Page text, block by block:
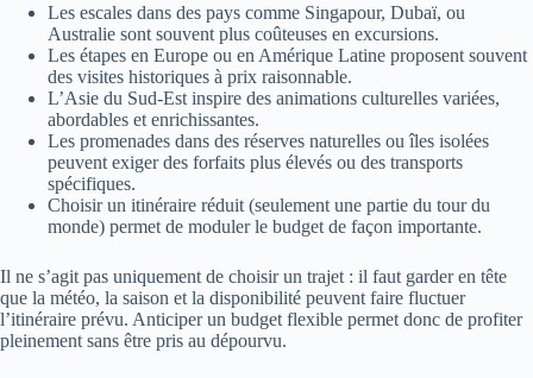
Les escales dans des pays comme Singapour, Dubaï, ou
Australie sont souvent plus coûteuses en excursions.
Les étapes en Europe ou en Amérique Latine proposent souvent
des visites historiques à prix raisonnable.
L’Asie du Sud-Est inspire des animations culturelles variées,
abordables et enrichissantes.
Les promenades dans des réserves naturelles ou îles isolées
peuvent exiger des forfaits plus élevés ou des transports
spécifiques.
Choisir un itinéraire réduit (seulement une partie du tour du
monde) permet de moduler le budget de façon importante.
Il ne s’agit pas uniquement de choisir un trajet : il faut garder en tête
que la météo, la saison et la disponibilité peuvent faire fluctuer
l’itinéraire prévu. Anticiper un budget flexible permet donc de profiter
pleinement sans être pris au dépourvu.